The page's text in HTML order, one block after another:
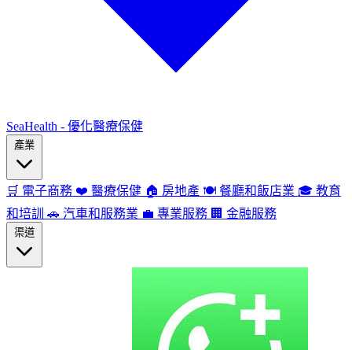
SeaHealth - 優化醫療保健
🛒 電子商務 ❤️ 醫療保健 🏠 房地產 🍽️ 餐廳和飯店業 🎓 教育
和培訓 🚗 汽車和服務業 💼 專業服務 🏢 金融服務